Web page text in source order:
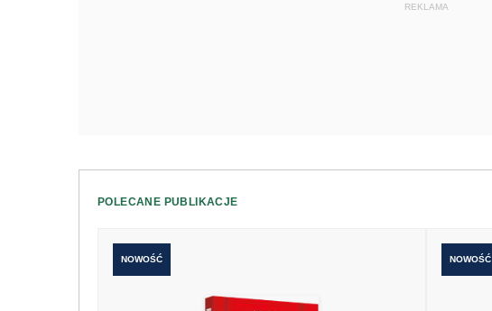
REKLAMA
POLECANE PUBLIKACJE
NOWOŚĆ NOWOŚĆ